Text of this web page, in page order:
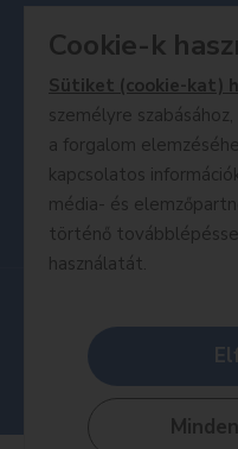
nyomon követheted a
média csatornáinkon és
segítségével.
A MesePiac webáruház
szerelmeseinek egy
megbízhatóan
és fedezze fel a játék
A honlapon található
egyéb információt
Cookie-k
Sütiket (cookie-kat)
személyre
a forgalom
kapcsolatos
média- és
történő
használatát.